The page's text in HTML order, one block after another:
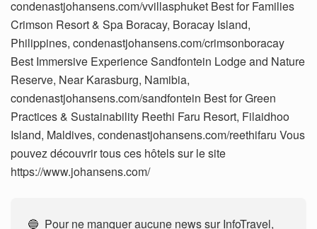
condenastjohansens.com/vvillasphuket Best for Families
Crimson Resort & Spa Boracay, Boracay Island,
Philippines, condenastjohansens.com/crimsonboracay
Best Immersive Experience Sandfontein Lodge and Nature
Reserve, Near Karasburg, Namibia,
condenastjohansens.com/sandfontein Best for Green
Practices & Sustainability Reethi Faru Resort, Filaidhoo
Island, Maldives, condenastjohansens.com/reethifaru Vous
pouvez découvrir tous ces hôtels sur le site
https://www.johansens.com/
🔵 Pour ne manquer aucune news sur InfoTravel,